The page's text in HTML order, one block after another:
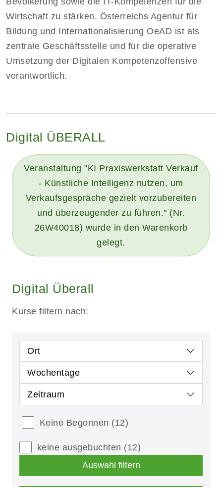
Wirtschaft zu stärken. Österreichs Agentur für
Bildung und Internationalisierung OeAD ist als
zentrale Geschäftsstelle und für die operative
Umsetzung der Digitalen Kompetenzoffensive
verantwortlich.
Digital ÜBERALL
Veranstaltung "KI Praxiswerkstatt Verkauf
- Künstliche Intelligenz nutzen, um
Verkaufsgespräche gezielt vorzubereiten
und überzeugender zu führen." (Nr.
26W40018) wurde in den Warenkorb
gelegt.
Digital Überall
Kurse filtern nach:
Ort
Wochentage
Zeitraum
Keine Begonnen (12)
keine ausgebuchten (12)
Auswahl filtern